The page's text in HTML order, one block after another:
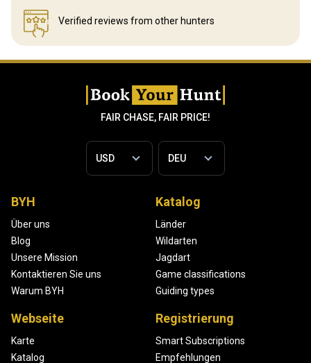
Verified reviews from other hunters
FAIR CHASE, FAIR PRICE!
BYH
Über uns
Blog
Unsere Mission
Kontaktieren Sie uns
Warum BYH
Katalog
Länder
Wildarten
Jagdart
Game classifications
Guiding types
Webseite
Karte
Katalog
Registrierung
Smart Subscriptions
Empfehlungen